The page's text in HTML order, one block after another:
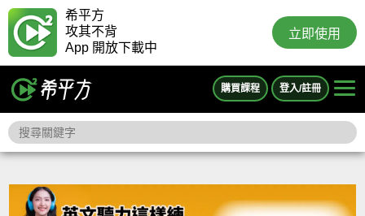
希平方
攻其不背
App 開放下載中
立即使用
購買課程 登入/註冊